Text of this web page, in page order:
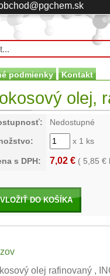
podmienky Kontakt
olej,
Nedostupné
x 1 ks
s DPH: 7,02 € ( 5,85 €
VLOŽIŤ DO KOŠÍKA
olej rafinovaný ,